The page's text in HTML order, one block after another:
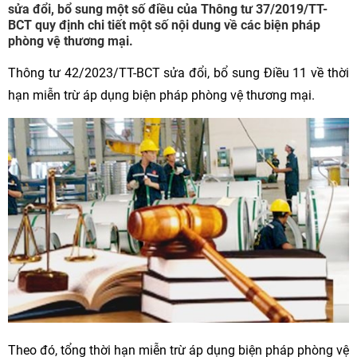
sửa đổi, bổ sung một số điều của Thông tư 37/2019/TT-
BCT quy định chi tiết một số nội dung về các biện pháp
phòng vệ thương mại.
Thông tư 42/2023/TT-BCT sửa đổi, bổ sung Điều 11 về thời
hạn miễn trừ áp dụng biện pháp phòng vệ thương mại.
Theo đó, tổng thời hạn miễn trừ áp dụng biện pháp phòng vệ